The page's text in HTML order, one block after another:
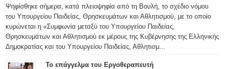
Ψηφίσθηκε σήμερα, κατά πλειοψηφία από τη Βουλή, το σχέδιο νόμου
του Υπουργείου Παιδείας, Θρησκευμάτων και Αθλητισμού, με το οποίο
κυρώνεται η «Συμφωνία μεταξύ του Υπουργείου Παιδείας,
Θρησκευμάτων και Αθλητισμού εκ μέρους της Κυβέρνησης της Ελληνικής
Δημοκρατίας και του Υπουργείου Παιδείας, Αθλητισμ...
Το επάγγελμα του Εργοθεραπευτή